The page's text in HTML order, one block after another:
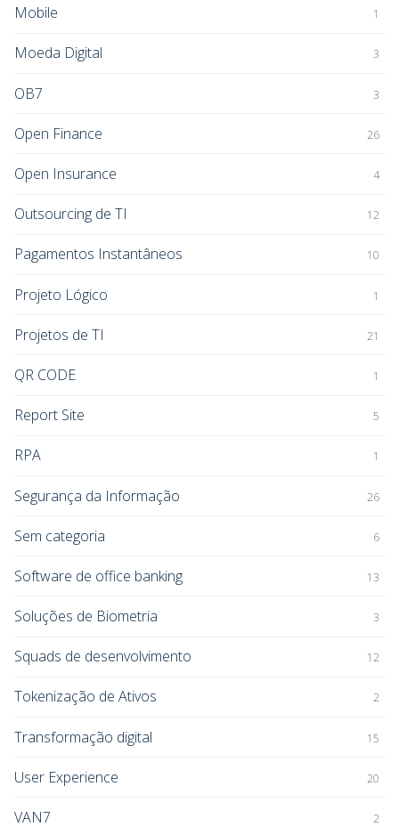
Mobile 1
Moeda Digital 3
OB7 3
Open Finance 26
Open Insurance 4
Outsourcing de TI 12
Pagamentos Instantâneos 10
Projeto Lógico 1
Projetos de TI 21
QR CODE 1
Report Site 5
RPA 1
Segurança da Informação 26
Sem categoria 6
Software de office banking 13
Soluções de Biometria 3
Squads de desenvolvimento 12
Tokenização de Ativos 2
Transformação digital 15
User Experience 20
VAN7 2